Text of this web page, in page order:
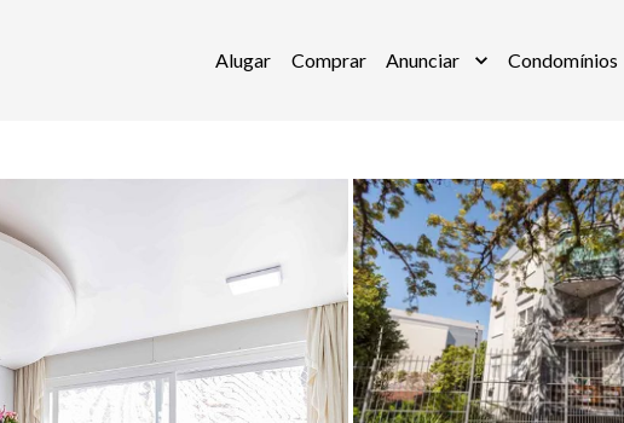
Alugar Comprar Anunciar Condomínios